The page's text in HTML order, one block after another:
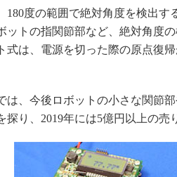
度の範囲で絶対角度を検出す
ットの指関節部など、絶対角度
式は、電源を切った際の原点復
、今後ロボットの小さな関節
探り、2019年には5億円以上の売